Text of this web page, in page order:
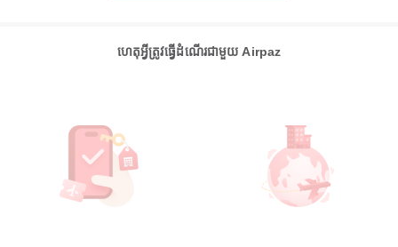
ហេតុអ្វីត្រូវធ្វើដំណើរជាមួយ Airpaz